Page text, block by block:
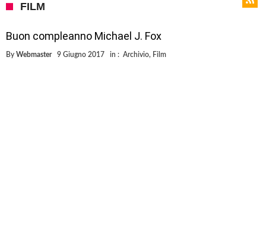
FILM
Buon compleanno Michael J. Fox
By Webmaster 9 Giugno 2017 in : Archivio, Film